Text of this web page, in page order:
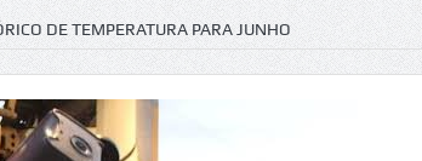
DE TEMPERATURA PARA JUNHO